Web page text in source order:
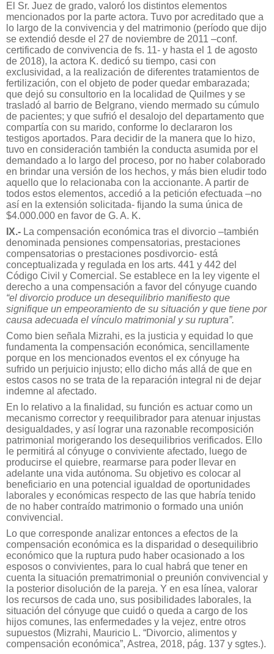
El Sr. Juez de grado, valoró los distintos elementos
mencionados por la parte actora. Tuvo por acreditado que a
lo largo de la convivencia y del matrimonio (período que dijo
se extendió desde el 27 de noviembre de 2011 –conf.
certificado de convivencia de fs. 11- y hasta el 1 de agosto
de 2018), la actora K. dedicó su tiempo, casi con
exclusividad, a la realización de diferentes tratamientos de
fertilización, con el objeto de poder quedar embarazada;
que dejó su consultorio en la localidad de Quilmes y se
trasladó al barrio de Belgrano, viendo mermado su cúmulo
de pacientes; y que sufrió el desalojo del departamento que
compartía con su marido, conforme lo declararon los
testigos aportados. Para decidir de la manera que lo hizo,
tuvo en consideración también la conducta asumida por el
demandado a lo largo del proceso, por no haber colaborado
en brindar una versión de los hechos, y más bien eludir todo
aquello que lo relacionaba con la accionante. A partir de
todos estos elementos, accedió a la petición efectuada –no
así en la extensión solicitada- fijando la suma única de
$4.000.000 en favor de G. A. K.
IX.- La compensación económica tras el divorcio –también
denominada pensiones compensatorias, prestaciones
compensatorias o prestaciones posdivorcio- está
conceptualizada y regulada en los arts. 441 y 442 del
Código Civil y Comercial. Se establece en la ley vigente el
derecho a una compensación a favor del cónyuge cuando
“el divorcio produce un desequilibrio manifiesto que
signifique un empeoramiento de su situación y que tiene por
causa adecuada el vínculo matrimonial y su ruptura”.
Como bien señala Mizrahi, es la justicia y equidad lo que
fundamenta la compensación económica, sencillamente
porque en los mencionados eventos el ex cónyuge ha
sufrido un perjuicio injusto; ello dicho más allá de que en
estos casos no se trata de la reparación integral ni de dejar
indemne al afectado.
En lo relativo a la finalidad, su función es actuar como un
mecanismo corrector y reequilibrador para atenuar injustas
desigualdades, y así lograr una razonable recomposición
patrimonial morigerando los desequilibrios verificados. Ello
le permitirá al cónyuge o conviviente afectado, luego de
producirse el quiebre, rearmarse para poder llevar en
adelante una vida autónoma. Su objetivo es colocar al
beneficiario en una potencial igualdad de oportunidades
laborales y económicas respecto de las que habría tenido
de no haber contraído matrimonio o formado una unión
convivencial.
Lo que corresponde analizar entonces a efectos de la
compensación económica es la disparidad o desequilibrio
económico que la ruptura pudo haber ocasionado a los
esposos o convivientes, para lo cual habrá que tener en
cuenta la situación prematrimonial o preunión convivencial y
la posterior disolución de la pareja. Y en esa línea, valorar
los recursos de cada uno, sus posibilidades laborales, la
situación del cónyuge que cuidó o queda a cargo de los
hijos comunes, las enfermedades y la vejez, entre otros
supuestos (Mizrahi, Mauricio L. “Divorcio, alimentos y
compensación económica”, Astrea, 2018, pág. 137 y sgtes.).